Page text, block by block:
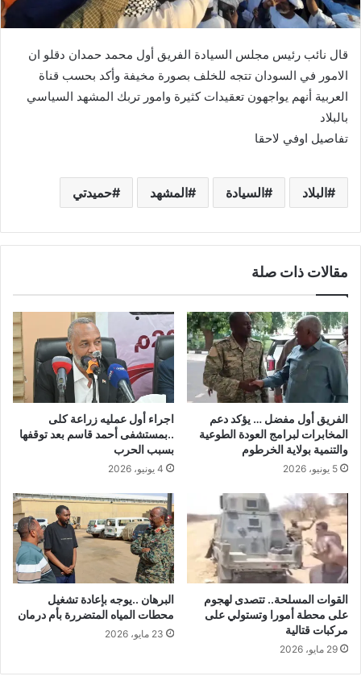
قال نائب رئيس مجلس السيادة الفريق أول محمد حمدان دقلو ان
الامور في السودان تتجه للخلف بصورة مخيفة وأكد بحسب قناة
العربية أنهم يواجهون تعقيدات كثيرة وامور تربك المشهد السياسي
بالبلاد
تفاصيل اوفي لاحقا
البلاد السيادة المشهد حميدتي
مقالات ذات صلة
الفريق أول مفضل … يؤكد دعم
المخابرات لبرامج العودة الطوعية
والتنمية بولاية الخرطوم
5 يونيو، 2026
اجراء أول عمليه زراعة كلى
..بمستشفى أحمد قاسم بعد توقفها
بسبب الحرب
4 يونيو، 2026
القوات المسلحة.. تتصدى لهجوم
على محطة أمورا وتستولي على
مركبات قتالية
29 مايو، 2026
البرهان ..يوجه بإعادة تشغيل
محطات المياه المتضررة بأم درمان
23 مايو، 2026